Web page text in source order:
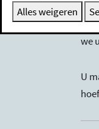
Met
we
U
Alles weigeren